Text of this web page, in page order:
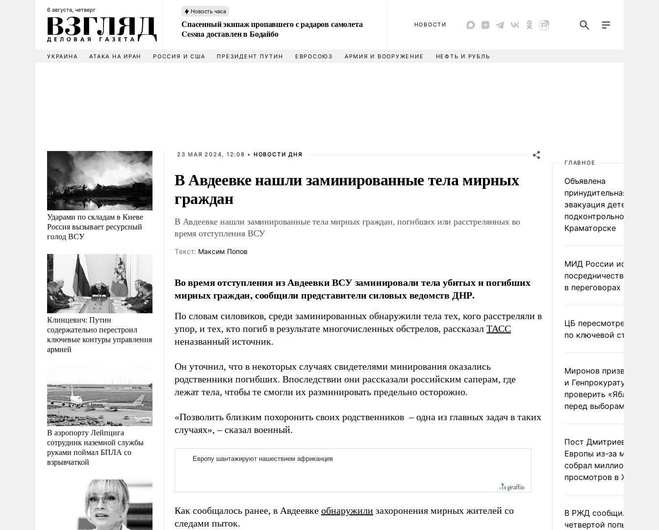
6 августа, четверг Новость часа
Спасенный экипаж пропавшего с радаров самолета
Cessna доставлен в Бодайбо
НОВОСТИ
УКРАИНА АТАКА НА ИРАН РОССИЯ И США ПРЕЗИДЕНТ ПУТИН ЕВРОСОЮЗ АРМИЯ И ВООРУЖЕНИЕ НЕФТЬ И РУБЛЬ
Ударами по складам в Киеве
Россия вызывает ресурсный
голод ВСУ
Клинцевич: Путин
содержательно перестроил
ключевые контуры управления
армией
В аэропорту Лейпцига
сотрудник наземной службы
руками поймал БПЛА со
взрывчаткой
23 МАЯ 2024, 12:08 • НОВОСТИ ДНЯ
В Авдеевке нашли заминированные тела мирных
граждан
В Авдеевке нашли заминированные тела мирных граждан, погибших или расстрелянных во
время отступления ВСУ
Tекст: Максим Попов
Во время отступления из Авдеевки ВСУ заминировали тела убитых и погибших
мирных граждан, сообщили представители силовых ведомств ДНР.
По словам силовиков, среди заминированных обнаружили тела тех, кого расстреляли в
упор, и тех, кто погиб в результате многочисленных обстрелов, рассказал ТАСС
неназванный источник.
Он уточнил, что в некоторых случаях свидетелями минирования оказались
родственники погибших. Впоследствии они рассказали российским саперам, где
лежат тела, чтобы те смогли их разминировать предельно осторожно.
«Позволить близким похоронить своих родственников – одна из главных задач в таких
случаях», – сказал военный.
Как сообщалось ранее, в Авдеевке обнаружили захоронения мирных жителей со
следами пыток.
ГЛАВНОЕ
Объявлена
принудительная
эвакуация детей в
подконтрольном Киеву
Краматорске
МИД России исключил
посредничество
в переговорах по
ЦБ пересмотрел
по ключевой ставке
Миронов призвал
и Генпрокуратуру
проверить «Яблоко»
перед выборами
Пост Дмитриева о
Европы из-за
собрал миллион
просмотров в X
В РЖД сообщили о
четвертой попытке